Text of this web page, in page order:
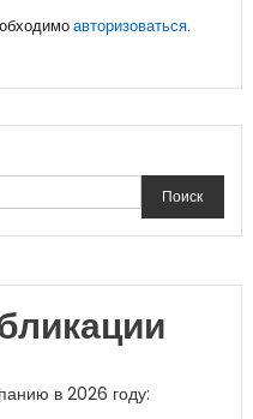
авторизоваться.
Поиск
в 2026 году: